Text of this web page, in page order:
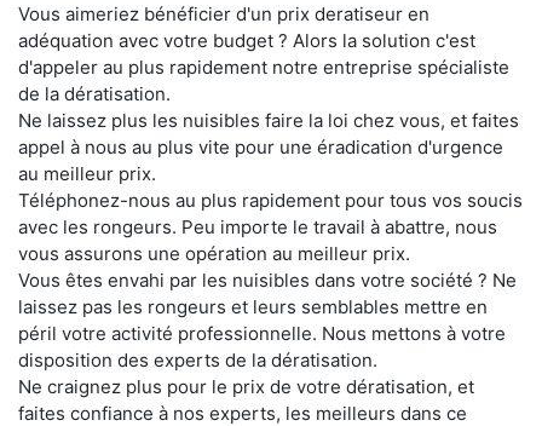
Vous aimeriez bénéficier d'un prix deratiseur en
adéquation avec votre budget ? Alors la solution c'est
d'appeler au plus rapidement notre entreprise spécialiste
de la dératisation.
Ne laissez plus les nuisibles faire la loi chez vous, et faites
appel à nous au plus vite pour une éradication d'urgence
au meilleur prix.
Téléphonez-nous au plus rapidement pour tous vos soucis
avec les rongeurs. Peu importe le travail à abattre, nous
vous assurons une opération au meilleur prix.
Vous êtes envahi par les nuisibles dans votre société ? Ne
laissez pas les rongeurs et leurs semblables mettre en
péril votre activité professionnelle. Nous mettons à votre
disposition des experts de la dératisation.
Ne craignez plus pour le prix de votre dératisation, et
faites confiance à nos experts, les meilleurs dans ce